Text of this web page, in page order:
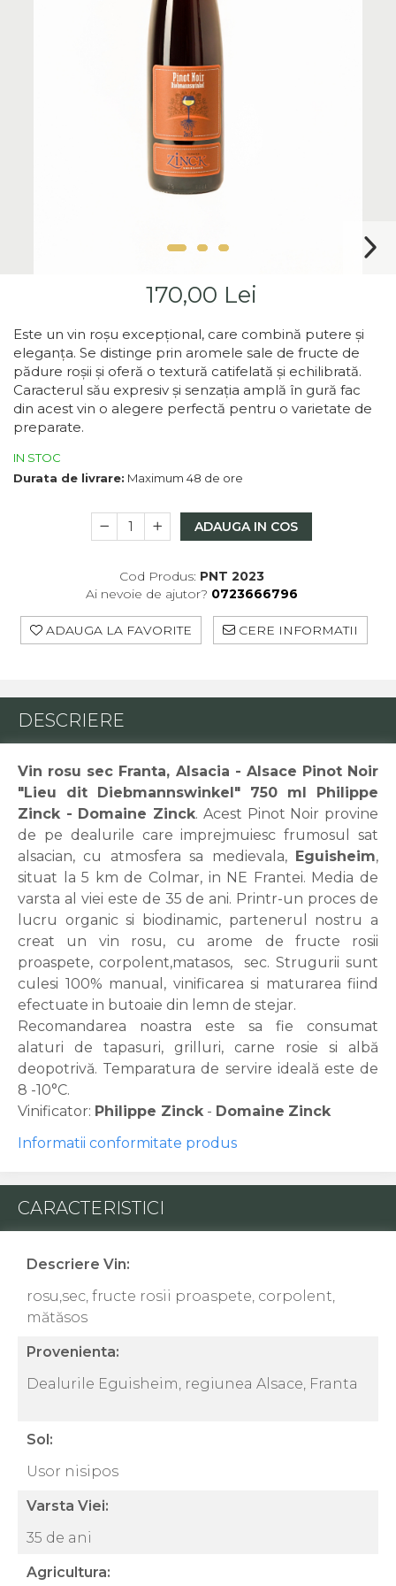
Sortare Dupa Crama/
Pinot Noir
Pinot Gris
Muscat
Gewürztraminer
Macabeu
Chardonnay
Sauvignon blanc
Garnacha
170,00 Lei
Este un vin roșu excepțional, care combină putere și
eleganța. Se distinge prin aromele sale de fructe de
pădure roșii și oferă o textură catifelată și echilibrată.
Caracterul său expresiv și senzația amplă în gură fac
din acest vin o alegere perfectă pentru o varietate de
preparate.
IN STOC
Durata de livrare: Maximum 48 de ore
ADAUGA IN COS
Cod Produs: PNT 2023
Ai nevoie de ajutor? 0723666796
ADAUGA LA FAVORITE CERE INFORMATII
DESCRIERE
Vin rosu sec Franta, Alsacia - Alsace Pinot Noir
"Lieu dit Diebmannswinkel" 750 ml Philippe
Zinck - Domaine Zinck. Acest Pinot Noir provine
de pe dealurile care imprejmuiesc frumosul sat
alsacian, cu atmosfera sa medievala, Eguisheim,
situat la 5 km de Colmar, in NE Frantei. Media de
varsta al viei este de 35 de ani. Printr-un proces de
lucru organic si biodinamic, partenerul nostru a
creat un vin rosu, cu arome de fructe rosii
proaspete, corpolent,matasos, sec. Strugurii sunt
culesi 100% manual, vinificarea si maturarea fiind
efectuate in butoaie din lemn de stejar.
Recomandarea noastra este sa fie consumat
alaturi de tapasuri, grilluri, carne rosie si albă
deopotrivă. Temparatura de servire ideală este de
8 -10°C.
Vinificator: Philippe Zinck- Domaine Zinck
Informatii conformitate produs
CARACTERISTICI
Descriere Vin:
rosu,sec, fructe rosii proaspete, corpolent,
mătăsos
Provenienta:
Dealurile Eguisheim, regiunea Alsace, Franta
Sol:
Usor nisipos
Varsta Viei:
35 de ani
Agricultura: